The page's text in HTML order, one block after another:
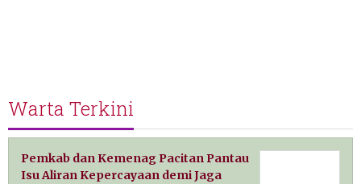
Warta Terkini
Pemkab dan Kemenag Pacitan Pantau
Isu Aliran Kepercayaan demi Jaga